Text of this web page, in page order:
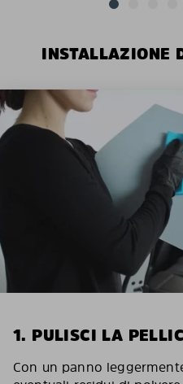
INSTALLAZIONE
1. PULISCI LA
Con un panno